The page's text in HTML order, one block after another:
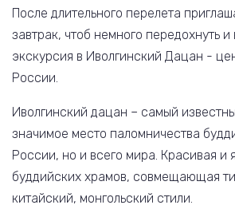
После длительного перелета
завтрак, чтоб немного передохнуть и
экскурсия в Иволгинский Дацан -
России.
Иволгинский дацан – самый
значимое место паломничества
России, но и всего мира. Красивая и
буддийских храмов, совмещающая
китайский, монгольский стили.